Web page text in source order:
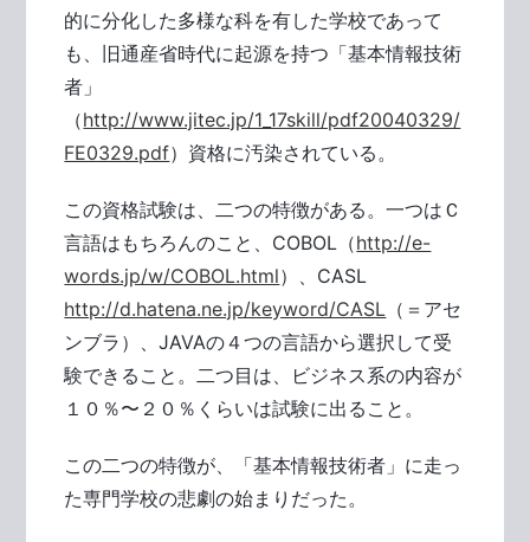
的に分化した多様な科を有した学校であって
も、旧通産省時代に起源を持つ「基本情報技術
者」
（http://www.jitec.jp/1_17skill/pdf20040329/
FE0329.pdf）資格に汚染されている。
この資格試験は、二つの特徴がある。一つはＣ
言語はもちろんのこと、COBOL（http://e-
words.jp/w/COBOL.html）、CASL
http://d.hatena.ne.jp/keyword/CASL （＝アセ
ンブラ）、JAVAの４つの言語から選択して受
験できること。二つ目は、ビジネス系の内容が
１０％〜２０％くらいは試験に出ること。
この二つの特徴が、「基本情報技術者」に走っ
た専門学校の悲劇の始まりだった。